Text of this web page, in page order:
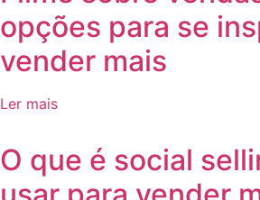
opções para se
vender mais
Ler mais
O que é social